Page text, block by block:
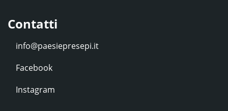
Contatti
Facebook
Instagram